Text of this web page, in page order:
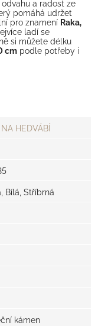
a radost ze
pomáhá udržet
pro znamení Raka,
ladí se
si můžete délku
cm podle potřeby i
HEDVÁBÍ
Bílá, Stříbrná
kámen